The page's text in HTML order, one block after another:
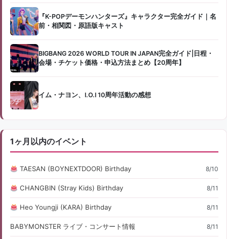
『K-POPデーモンハンターズ』キャラクター完全ガイド｜名
前・相関図・原語版キャスト
BIGBANG 2026 WORLD TOUR IN JAPAN完全ガイド|日程・
会場・チケット価格・申込方法まとめ【20周年】
イム・ナヨン、I.O.I 10周年活動の感想
1ヶ月以内のイベント
TAESAN (BOYNEXTDOOR) Birthday 8/10
CHANGBIN (Stray Kids) Birthday 8/11
Heo Youngji (KARA) Birthday 8/11
BABYMONSTER ライブ・コンサート情報 8/11